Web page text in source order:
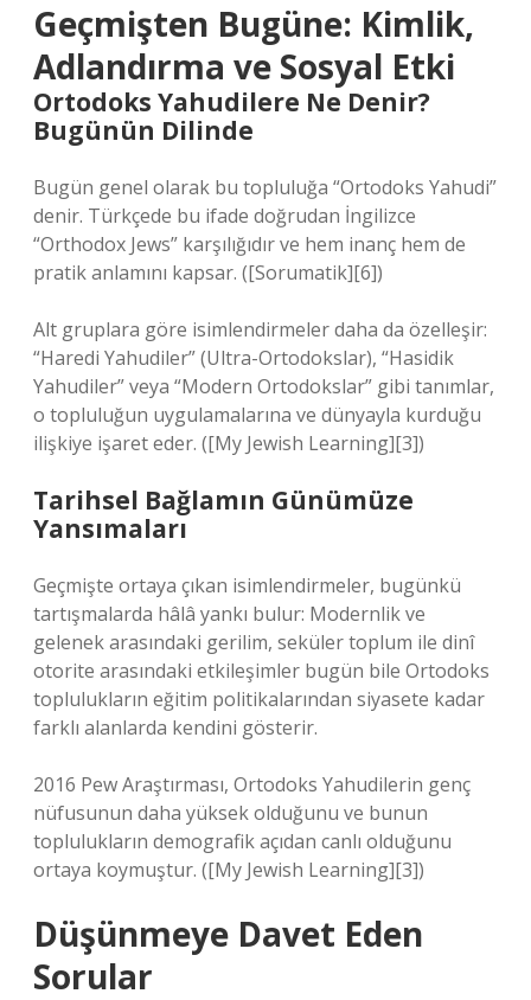
Geçmişten Bugüne: Kimlik,
Adlandırma ve Sosyal Etki
Ortodoks Yahudilere Ne Denir?
Bugünün Dilinde
Bugün genel olarak bu topluluğa “Ortodoks Yahudi”
denir. Türkçede bu ifade doğrudan İngilizce
“Orthodox Jews” karşılığıdır ve hem inanç hem de
pratik anlamını kapsar. ([Sorumatik][6])
Alt gruplara göre isimlendirmeler daha da özelleşir:
“Haredi Yahudiler” (Ultra-Ortodokslar), “Hasidik
Yahudiler” veya “Modern Ortodokslar” gibi tanımlar,
o topluluğun uygulamalarına ve dünyayla kurduğu
ilişkiye işaret eder. ([My Jewish Learning][3])
Tarihsel Bağlamın Günümüze
Yansımaları
Geçmişte ortaya çıkan isimlendirmeler, bugünkü
tartışmalarda hâlâ yankı bulur: Modernlik ve
gelenek arasındaki gerilim, seküler toplum ile dinî
otorite arasındaki etkileşimler bugün bile Ortodoks
toplulukların eğitim politikalarından siyasete kadar
farklı alanlarda kendini gösterir.
2016 Pew Araştırması, Ortodoks Yahudilerin genç
nüfusunun daha yüksek olduğunu ve bunun
toplulukların demografik açıdan canlı olduğunu
ortaya koymuştur. ([My Jewish Learning][3])
Düşünmeye Davet Eden
Sorular